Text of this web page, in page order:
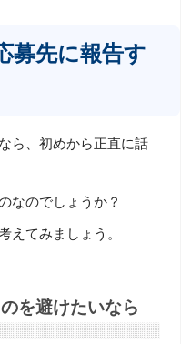
募先に報告す
ら、初めから正直に話
なのでしょうか？
えてみましょう。
を避けたいなら